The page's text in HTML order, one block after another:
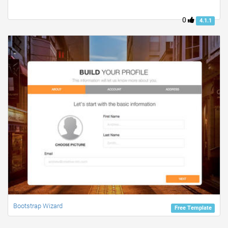
0 4.1.1
Free Template
Bootstrap Wizard